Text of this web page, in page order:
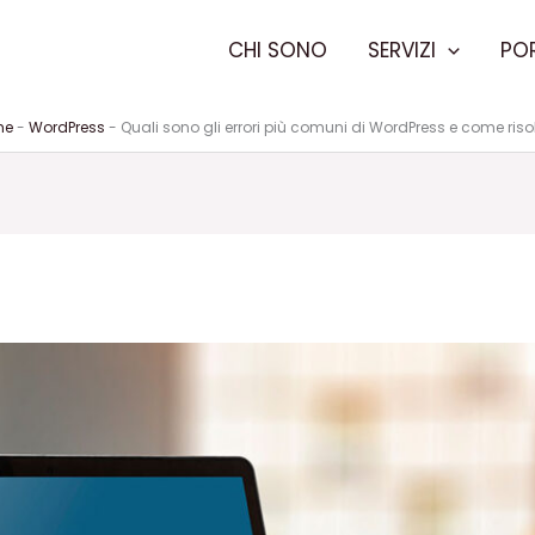
CHI SONO SERVIZI
- WordPress - Quali sono gli errori più comuni di WordPress e come